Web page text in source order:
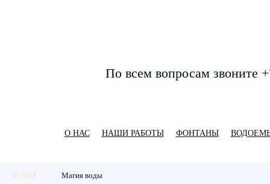
По всем вопросам звоните
О НАС НАШИ РАБОТЫ ФОНТАНЫ
© 2018 Магия воды